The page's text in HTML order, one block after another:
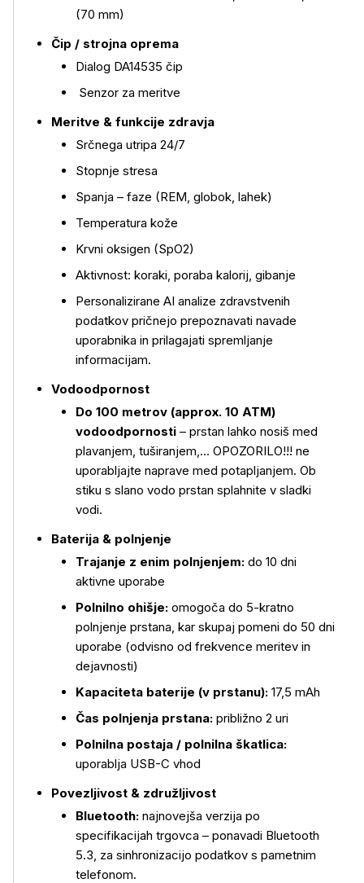
(70 mm)
Čip / strojna oprema
Dialog DA14535 čip
Senzor za meritve
Meritve & funkcije zdravja
Srčnega utripa 24/7
Stopnje stresa
Spanja – faze (REM, globok, lahek)
Temperatura kože
Krvni oksigen (SpO2)
Aktivnost: koraki, poraba kalorij, gibanje
Personalizirane AI analize zdravstvenih
podatkov pričnejo prepoznavati navade
uporabnika in prilagajati spremljanje
informacijam.
Vodoodpornost
Do 100 metrov (approx. 10 ATM)
vodoodpornosti – prstan lahko nosiš med
plavanjem, tuširanjem,… OPOZORILO!!! ne
uporabljajte naprave med potapljanjem. Ob
stiku s slano vodo prstan splahnite v sladki
vodi.
Baterija & polnjenje
Trajanje z enim polnjenjem: do 10 dni
aktivne uporabe
Polnilno ohišje: omogoča do 5-kratno
polnjenje prstana, kar skupaj pomeni do 50 dni
uporabe (odvisno od frekvence meritev in
dejavnosti)
Kapaciteta baterije (v prstanu): 17,5 mAh
Čas polnjenja prstana: približno 2 uri
Polnilna postaja / polnilna škatlica:
uporablja USB-C vhod
Povezljivost & združljivost
Bluetooth: najnovejša verzija po
specifikacijah trgovca – ponavadi Bluetooth
5.3, za sinhronizacijo podatkov s pametnim
telefonom.